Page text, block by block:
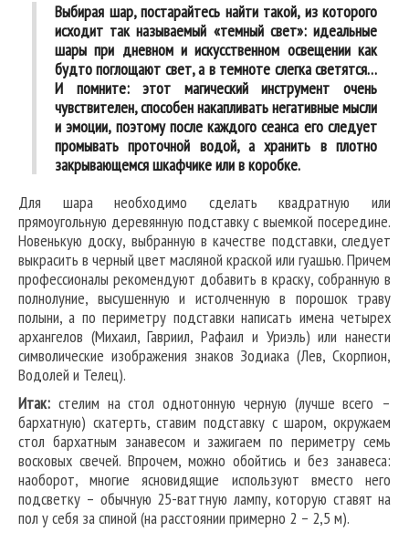
Выбирая шар, постарайтесь найти такой, из которого
исходит так называемый «темный свет»: идеальные
шары при дневном и искусственном освещении как
будто поглощают свет, а в темноте слегка светятся…
И помните: этот магический инструмент очень
чувствителен, способен накапливать негативные мысли
и эмоции, поэтому после каждого сеанса его следует
промывать проточной водой, а хранить в плотно
закрывающемся шкафчике или в коробке.
Для шара необходимо сделать квадратную или
прямоугольную деревянную подставку с выемкой посередине.
Новенькую доску, выбранную в качестве подставки, следует
выкрасить в черный цвет масляной краской или гуашью. Причем
профессионалы рекомендуют добавить в краску, собранную в
полнолуние, высушенную и истолченную в порошок траву
полыни, а по периметру подставки написать имена четырех
архангелов (Михаил, Гавриил, Рафаил и Уриэль) или нанести
символические изображения знаков Зодиака (Лев, Скорпион,
Водолей и Телец).
Итак: стелим на стол однотонную черную (лучше всего –
бархатную) скатерть, ставим подставку с шаром, окружаем
стол бархатным занавесом и зажигаем по периметру семь
восковых свечей. Впрочем, можно обойтись и без занавеса:
наоборот, многие ясновидящие используют вместо него
подсветку – обычную 25-ваттную лампу, которую ставят на
пол у себя за спиной (на расстоянии примерно 2 – 2,5 м).